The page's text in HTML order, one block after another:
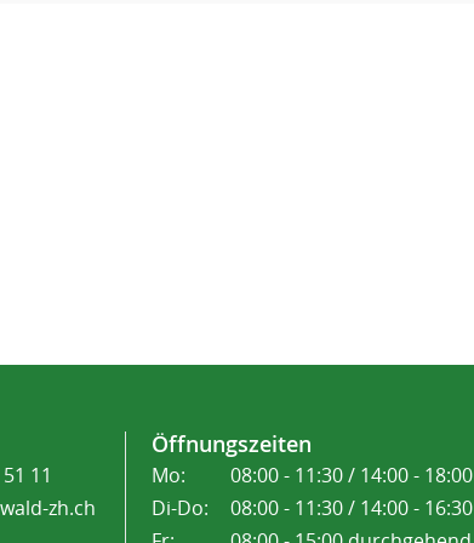
11
zh.ch
Öffnungszeiten
Mo:
08:00 - 11:30 / 14:00 - 18:00
Di-Do:
08:00 - 11:30 / 14:00 - 16:30